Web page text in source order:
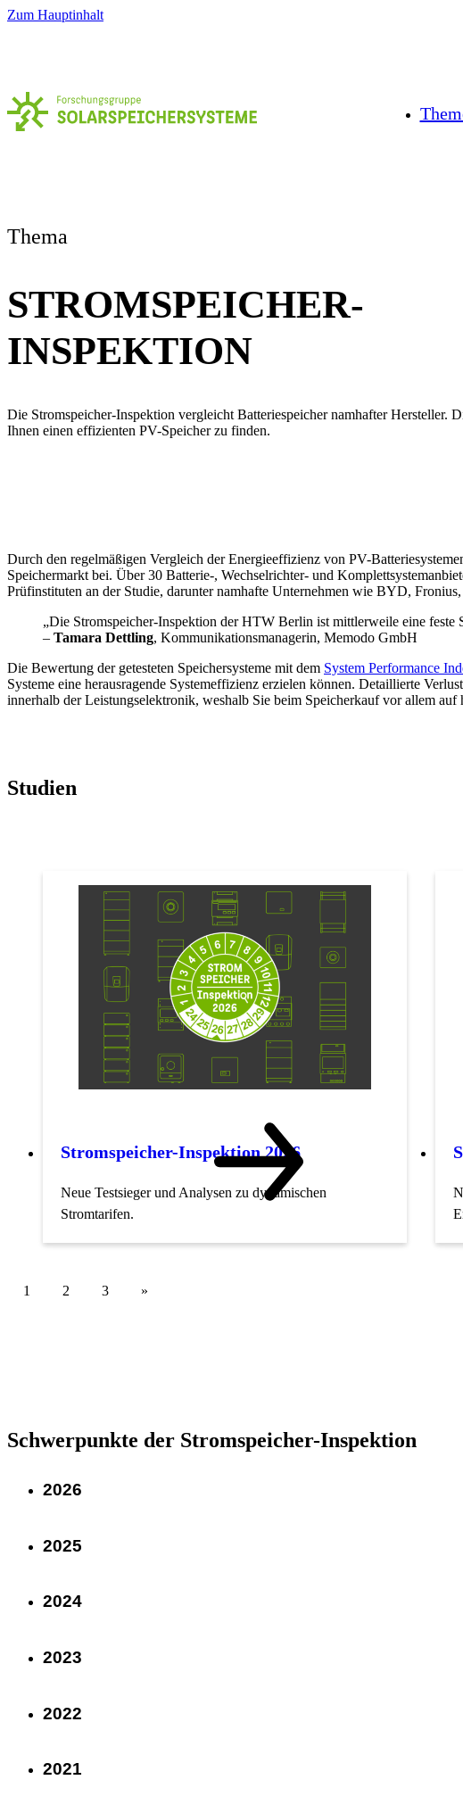
Zum Hauptinhalt
Thema
STROMSPEICHER-
INSPEKTION
Die Stromspeicher-Inspektion vergleicht Batteriespeicher namhafter Hersteller.
Ihnen einen effizienten PV-Speicher zu finden.
Durch den regelmäßigen Vergleich der Energieeffizienz von PV-
Speichermarkt bei. Über 30 Batterie-, Wechselrichter- und
Prüfinstituten an der Studie, darunter namhafte Unternehmen wie BYD,
„Die Stromspeicher-Inspektion der HTW Berlin ist mittlerweile eine
– Tamara Dettling, Kommunikationsmanagerin, Memodo GmbH
Die Bewertung der getesteten Speichersysteme mit dem System Performance
Systeme eine herausragende Systemeffizienz erzielen können. Detaillierte
innerhalb der Leistungselektronik, weshalb Sie beim Speicherkauf vor allem
Studien
Stromspeicher-Inspektion 2026
Neue Testsieger und Analysen zu dynamischen
Stromtarifen.
1 2 3
Schwerpunkte der Stromspeicher-Inspektion
2026
2025
2024
2023
2022
2021